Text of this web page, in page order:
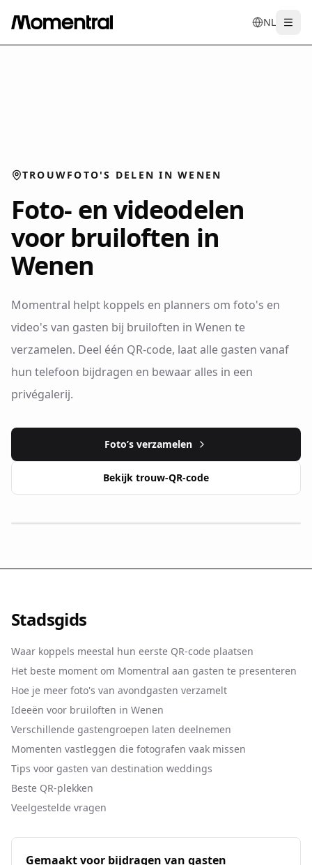
NL
entrdees
TROUWFOTO'S DELEN IN WENEN
Foto- en videodelen
voor bruiloften in
Wenen
Momentral helpt koppels en planners om foto's en
video's van gasten bij bruiloften in Wenen te
verzamelen. Deel één QR-code, laat alle gasten vanaf
hun telefoon bijdragen en bewaar alles in een
privégalerij.
Foto’s verzamelen
Bekijk trouw-QR-code
Stadsgids
Waar koppels meestal hun eerste QR-code plaatsen
Het beste moment om Momentral aan gasten te presenteren
Hoe je meer foto's van avondgasten verzamelt
Ideeën voor bruiloften in Wenen
Verschillende gastengroepen laten deelnemen
Momenten vastleggen die fotografen vaak missen
Tips voor gasten van destination weddings
Beste QR-plekken
Veelgestelde vragen
Gemaakt voor bijdragen van gasten